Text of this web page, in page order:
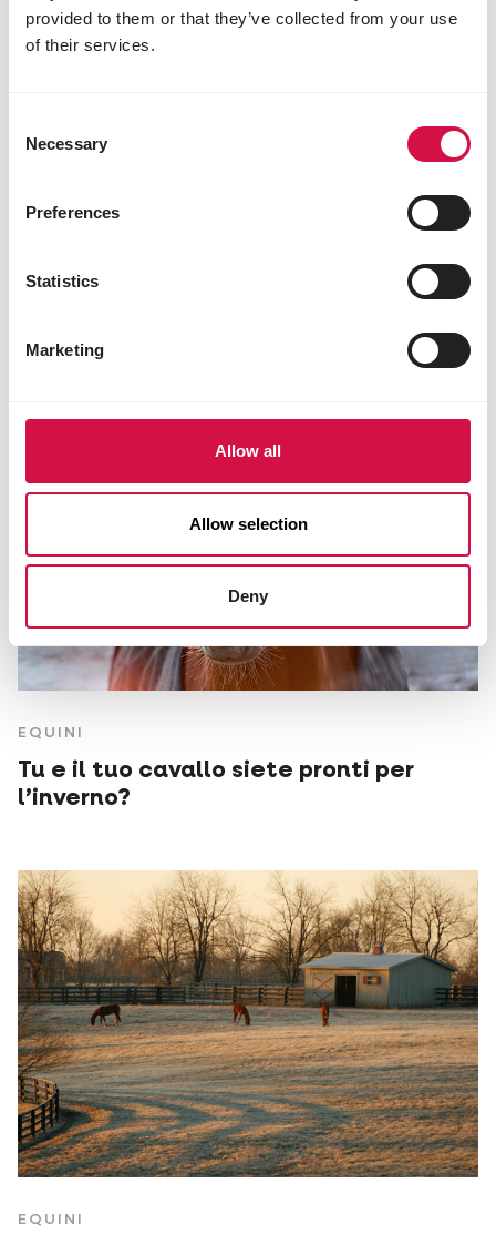
provided to them or that they’ve collected from your use
of their services.
Selection
Necessary
Preferences
Statistics
Marketing
Allow all
Allow selection
Deny
Condividi prodotto
EQUINI
Tu e il tuo cavallo siete pronti per
l’inverno?
EQUINI